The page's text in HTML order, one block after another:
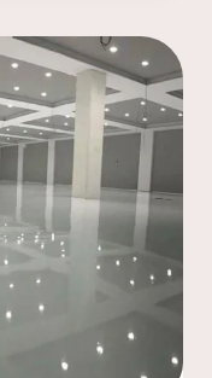
ت:
0537128631
خلفيه
سرير
هيدبورد
الخبر